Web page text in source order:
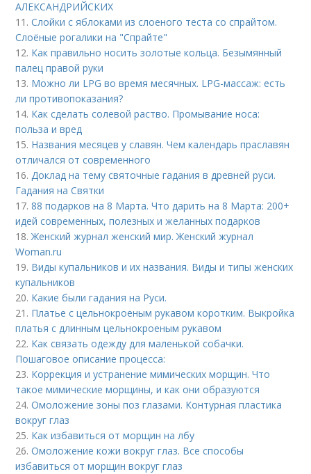
АЛЕКСАНДРИЙСКИХ
11.Слойки с яблоками из слоеного теста со спрайтом.
Слоёные рогалики на "Спрайте"
12. Как правильно носить золотые кольца. Безымянный
палец правой руки
13. Можно ли LPG во время месячных. LPG-массаж: есть
ли противопоказания?
14. Как сделать солевой раство. Промывание носа:
польза и вред
15. Названия месяцев у славян. Чем календарь праславян
отличался от современного
16.Доклад на тему святочные гадания в древней руси.
Гадания на Святки
17.88 подарков на 8 Марта. Что дарить на 8 Марта: 200+
идей современных, полезных и желанных подарков
18.Женский журнал женский мир. Женский журнал
Woman.ru
19. Виды купальников и их названия. Виды и типы женских
купальников
20. Какие были гадания на Руси.
21. Платье с цельнокроеным рукавом коротким. Выкройка
платья с длинным цельнокроеным рукавом
22. Как связать одежду для маленькой собачки.
Пошаговое описание процесса:
23. Коррекция и устранение мимических морщин. Что
такое мимические морщины, и как они образуются
24.Омоложение зоны поз глазами. Контурная пластика
вокруг глаз
25. Как избавиться от морщин на лбу
26.Омоложение кожи вокруг глаз. Все способы
избавиться от морщин вокруг глаз